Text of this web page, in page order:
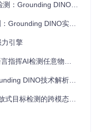
DINO 1.5 模型系列
DINO实战指南
引擎
检测任意物体的完整攻略
技术解析与实践指南
模态交互技术 - 从入门到精通